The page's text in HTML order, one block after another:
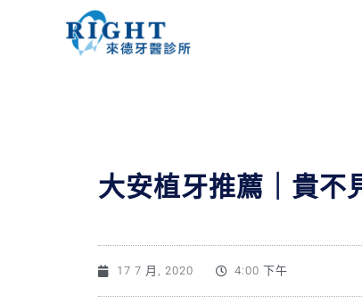
大安植牙推薦｜貴不
17 7 月, 2020 4:00 下午